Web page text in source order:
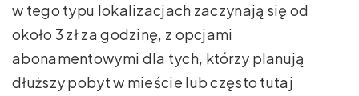
w tego typu lokalizacjach zaczynają się od
około 3 zł za godzinę, z opcjami
abonamentowymi dla tych, którzy planują
dłuższy pobyt w mieście lub często tutaj